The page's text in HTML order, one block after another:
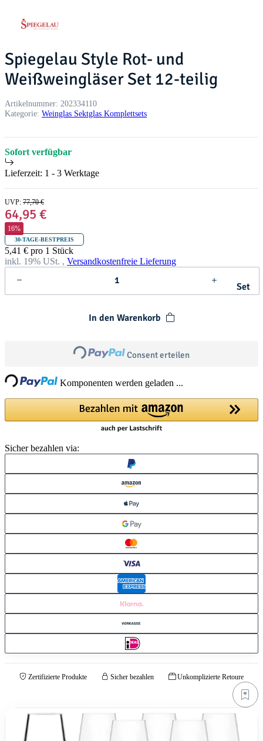
Spiegelau Style Rot- und
Weißweingläser Set 12-teilig
Artikelnummer: 202334110
Kategorie: Weinglas Sektglas Komplettsets
Sofort verfügbar
Lieferzeit: 1 - 3 Werktage
UVP: 77,70 €
64,95 €
16%
30-TAGE-BESTPREIS
5,41 € pro 1 Stück
inkl. 19% USt. , Versandkostenfreie Lieferung
Set
In den Warenkorb
Loading... Consent erteilen
Komponenten werden geladen ...
Sicher bezahlen via:
Zertifizierte Produkte Sicher bezahlen Unkomplizierte Retoure